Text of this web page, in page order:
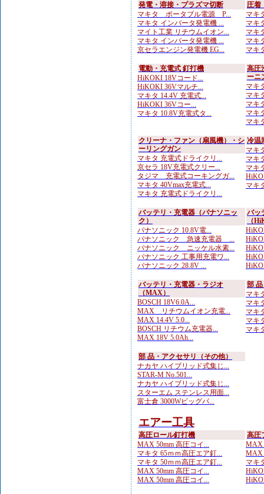
発電・溶接・プラズマ切断
マキタ ポータブル電源 P...
マキタ インバータ発電機 ...
マイト工業 リチウムイオン...
マキタ インバータ発電機 ...
京セラエンジン発電機 EG...
圧着
マキ
マキ
マキ
マキ
マキ
電動・充電式 釘打機
HiKOKI 18Vコード...
HiKOKI 36Vマルチ...
マキタ 14.4V 充電式...
HiKOKI 36Vコー...
マキタ 10.8V充電式タ...
高圧
ーニ
マキ
マキ
マキ
マキ
マキ
クリーナ・ファン（扇風機）・シ
ーリングガン
マキタ 充電式ドライクリ...
京セラ 18V充電式クリー...
タジマ 充電式コーキングガ...
マキタ 40Vmax充電式...
マキタ 充電式ドライクリ...
冷温
マキ
マキ
マキ
マキ
バッテリ・充電器（パナソニッ
ク）
パナソニック 10.8V電...
パナソニック 急速充電器 ...
パナソニック ニッケル水素...
パナソニック 工事用充電ワ...
パナソニック 28.8V ...
バッ
（
バッテリ・充電器・ラジオ
（MAX）
BOSCH 18V6.0A...
MAX リチウムイオン充電...
MAX 14.4V 5.0...
BOSCH リチウム充電器...
MAX 18V 5.0Ah...
部
マキ
マキ
マキ
マキ
マキ
部 品・アクセサリ（その他）
ナカヤ ハイブリッド式集じ...
STAR-M No.501...
ナカヤ ハイブリッド式集じ...
スターエム ステンレス用面...
富士倉 3000Wビッグパ...
エアー工具
高圧ロール釘打機
MAX 50mm 高圧コイ...
マキタ 65ｍｍ高圧エア釘...
マキタ 50ｍｍ高圧エア釘...
MAX 50mm 高圧コイ...
MAX 50mm 高圧コイ...
高圧
MAX
MAX
マキ